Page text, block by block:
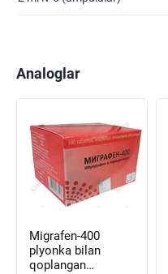
Analoglar
Migrafen-400
plyonka bilan
qoplangan